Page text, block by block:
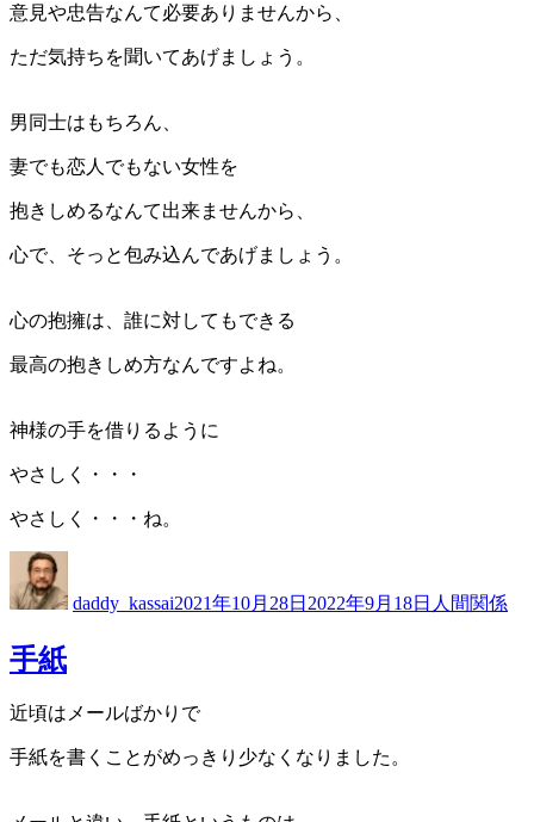
意見や忠告なんて必要ありませんから、
ただ気持ちを聞いてあげましょう。
男同士はもちろん、
妻でも恋人でもない女性を
抱きしめるなんて出来ませんから、
心で、そっと包み込んであげましょう。
心の抱擁は、誰に対してもできる
最高の抱きしめ方なんですよね。
神様の手を借りるように
やさしく・・・
やさしく・・・ね。
者
daddy_kassai日:
2021年10月28日 2022年9月18日ゴ
人間関係
手紙
近頃はメールばかりで
手紙を書くことがめっきり少なくなりました。